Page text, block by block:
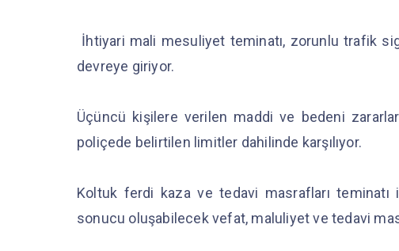
İhtiyari mali mesuliyet teminatı, zorunlu trafik
devreye giriyor.
Üçüncü kişilere verilen maddi ve bedeni
poliçede belirtilen limitler dahilinde karşılıyor.
Koltuk ferdi kaza ve tedavi masrafları teminatı
sonucu oluşabilecek vefat, maluliyet ve tedavi